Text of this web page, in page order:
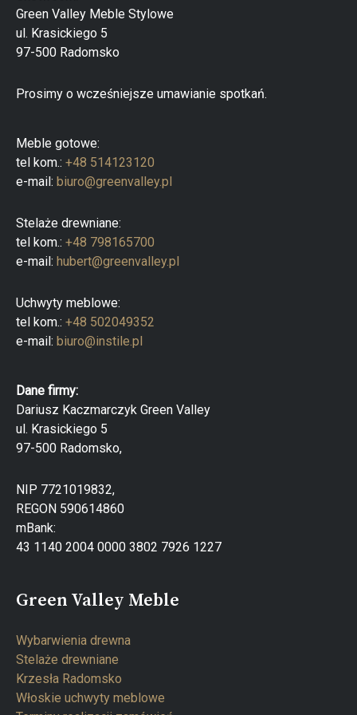
a
p
r
o
d
k
t
Green Valley Meble Stylowe
ul. Krasickiego 5
97-500 Radomsko
Prosimy o wcześniejsze umawianie spotkań.
Meble gotowe:
tel kom.: +48 514123120
e-mail: biuro@greenvalley.pl
Stelaże drewniane:
tel kom.: +48 798165700
e-mail: hubert@greenvalley.pl
Uchwyty meblowe:
tel kom.: +48 502049352
e-mail: biuro@instile.pl
Dane firmy:
Dariusz Kaczmarczyk Green Valley
ul. Krasickiego 5
97-500 Radomsko,
NIP 7721019832,
REGON 590614860
mBank:
43 1140 2004 0000 3802 7926 1227
Green Valley Meble
Wybarwienia drewna
Stelaże drewniane
Krzesła Radomsko
Włoskie uchwyty meblowe